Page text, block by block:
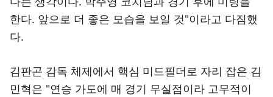
한다. 앞으로 더 좋은 모습을 보일 것"이라고 다짐했
다.
김판곤 감독 체제에서 핵심 미드필더로 자리 잡은 김
민혁은 "연승 가도에 매 경기 무실점이라 고무적이